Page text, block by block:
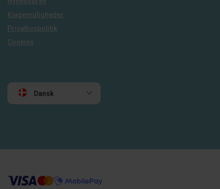
Klagemuligheder
Privatlivspolitik
Cookies
Dansk